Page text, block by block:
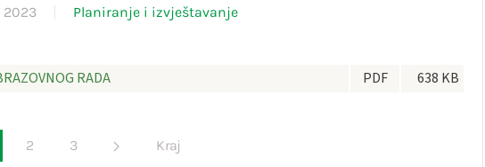
2023 Planiranje i izvještavanje
RADA PDF 638 KB
2 3 Kraj